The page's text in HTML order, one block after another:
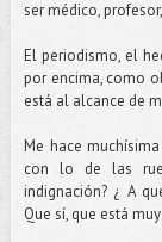
ser médico,
El periodismo, el
por encima, como
está al alcance de
Me hace
con lo de las
indignación? ¿ A
Que sí, que está